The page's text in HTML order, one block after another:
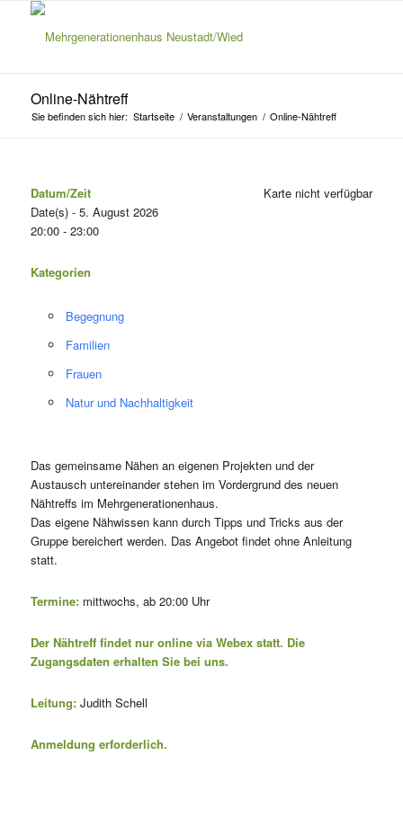
Online-Nähtreff
Sie befinden sich hier: Startseite / Veranstaltungen / Online-Nähtreff
Karte nicht verfügbar
Datum/Zeit
Date(s) - 5. August 2026
20:00 - 23:00
Kategorien
Begegnung
Familien
Frauen
Natur und Nachhaltigkeit
Das gemeinsame Nähen an eigenen Projekten und der
Austausch untereinander stehen im Vordergrund des neuen
Nähtreffs im Mehrgenerationenhaus.
Das eigene Nähwissen kann durch Tipps und Tricks aus der
Gruppe bereichert werden. Das Angebot findet ohne Anleitung
statt.
Termine: mittwochs, ab 20:00 Uhr
Der Nähtreff findet nur online via Webex statt. Die
Zugangsdaten erhalten Sie bei uns.
Leitung: Judith Schell
Anmeldung erforderlich.